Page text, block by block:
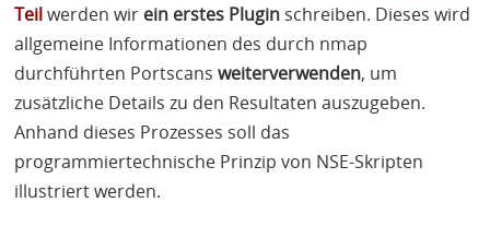
Teilwerden wir ein erstes Plugin schreiben. Dieses wird
allgemeine Informationen des durch nmap
durchführten Portscansweiterverwenden, um
zusätzliche Details zu den Resultaten auszugeben.
Anhand dieses Prozesses soll das
programmiertechnische Prinzip von NSE-Skripten
illustriert werden.